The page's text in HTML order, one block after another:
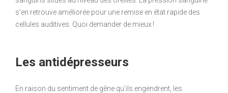
s’en retrouve améliorée pour une remise en état rapide des
cellules auditives. Quoi demander de mieux !
Les antidépresseurs
En raison du sentiment de gêne qu’ils engendrent, les